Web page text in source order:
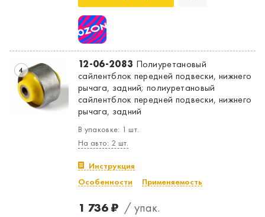
4 12-06-2083 Полиуретановый
сайлентблок передней подвески, нижнего
рычага, задний; полиуретановый
сайлентблок передней подвески, нижнего
рычага, задний
В упаковке: 1 шт.
На авто: 2 шт.
Инструкция
Особенности
Применяемость
1 736 ₽ / упак.